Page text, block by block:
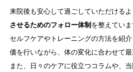
来院後も安心して過ごしていただけるよ
させるためのフォロー体制 を整えていま
セルフケアやトレーニングの方法を紹
価を行いながら、体の変化に合わせて最
また、日々のケアに役立つコラムや、